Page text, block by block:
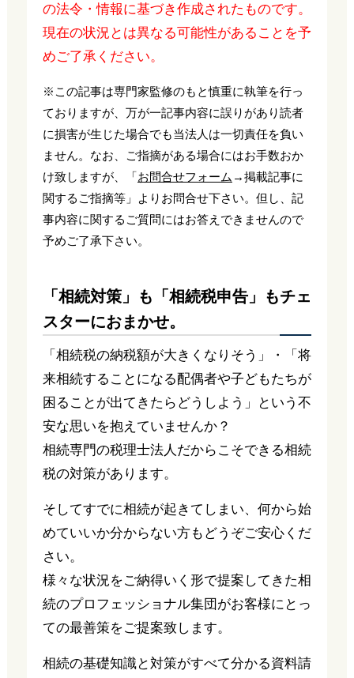
の法令・情報に基づき作成されたものです。
現在の状況とは異なる可能性があることを予
めご了承ください。
※この記事は専門家監修のもと慎重に執筆を行っ
ておりますが、万が一記事内容に誤りがあり読者
に損害が生じた場合でも当法人は一切責任を負い
ません。なお、ご指摘がある場合にはお手数おか
け致しますが、「お問合せフォーム →掲載記事に
関するご指摘等」よりお問合せ下さい。但し、記
事内容に関するご質問にはお答えできませんので
予めご了承下さい。
「相続対策」も「相続税申告」もチェ
スターにおまかせ。
「相続税の納税額が大きくなりそう」・「将
来相続することになる配偶者や子どもたちが
困ることが出てきたらどうしよう」という不
安な思いを抱えていませんか？
相続専門の税理士法人だからこそできる相続
税の対策があります。
そしてすでに相続が起きてしまい、何から始
めていいか分からない方もどうぞご安心くだ
さい。
様々な状況をご納得いく形で提案してきた相
続のプロフェッショナル集団がお客様にとっ
ての最善策をご提案致します。
相続の基礎知識と対策がすべて分かる資料請